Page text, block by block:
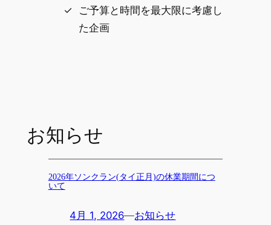
ご予算と時間を最大限に考慮し
た企画
お知らせ
2026年ソンクラン(タイ正月)の休業期間につ
いて
4月 1, 2026—お知らせ